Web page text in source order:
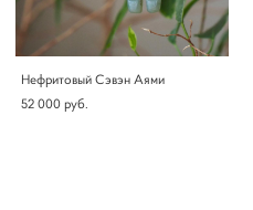
Нефритовый Сэвэн Аями
52 000 pуб.